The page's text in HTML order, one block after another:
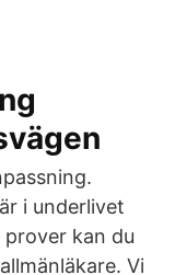
i underlivet
kan du
Vi